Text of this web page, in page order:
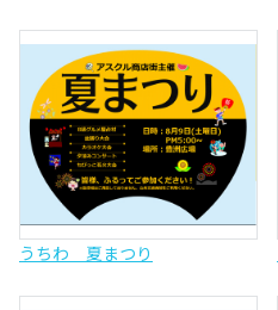
うちわ 夏まつり